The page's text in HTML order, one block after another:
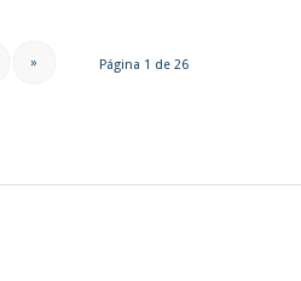
Página 1 de 26
»